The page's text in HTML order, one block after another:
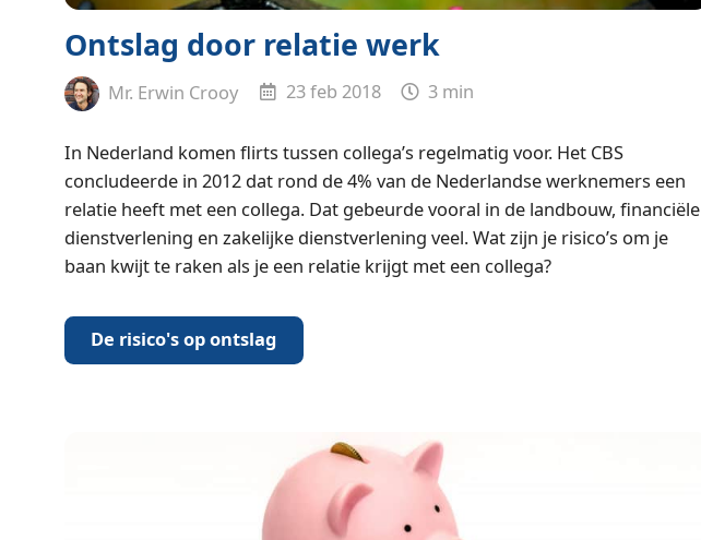
Ontslag door relatie werk
Mr. Erwin Crooy 23 feb 2018 3 min
In Nederland komen flirts tussen collega’s regelmatig voor. Het CBS
concludeerde in 2012 dat rond de 4% van de Nederlandse werknemers een
relatie heeft met een collega. Dat gebeurde vooral in de landbouw, financiële
dienstverlening en zakelijke dienstverlening veel. Wat zijn je risico’s om je
baan kwijt te raken als je een relatie krijgt met een collega?
De risico's op ontslag